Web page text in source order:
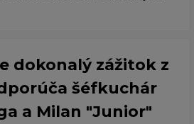
dokonalý zážitok z
šéfkuchár
a Milan "Junior"